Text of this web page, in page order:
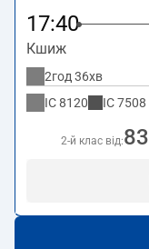
17:40
Кшиж
2год 36хв
IC8120 IC7508
2-й клас від:83